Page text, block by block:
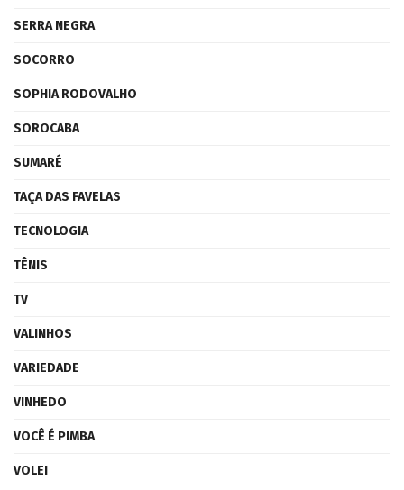
SERRA NEGRA
SOCORRO
SOPHIA RODOVALHO
SOROCABA
SUMARÉ
TAÇA DAS FAVELAS
TECNOLOGIA
TÊNIS
TV
VALINHOS
VARIEDADE
VINHEDO
VOCÊ É PIMBA
VOLEI